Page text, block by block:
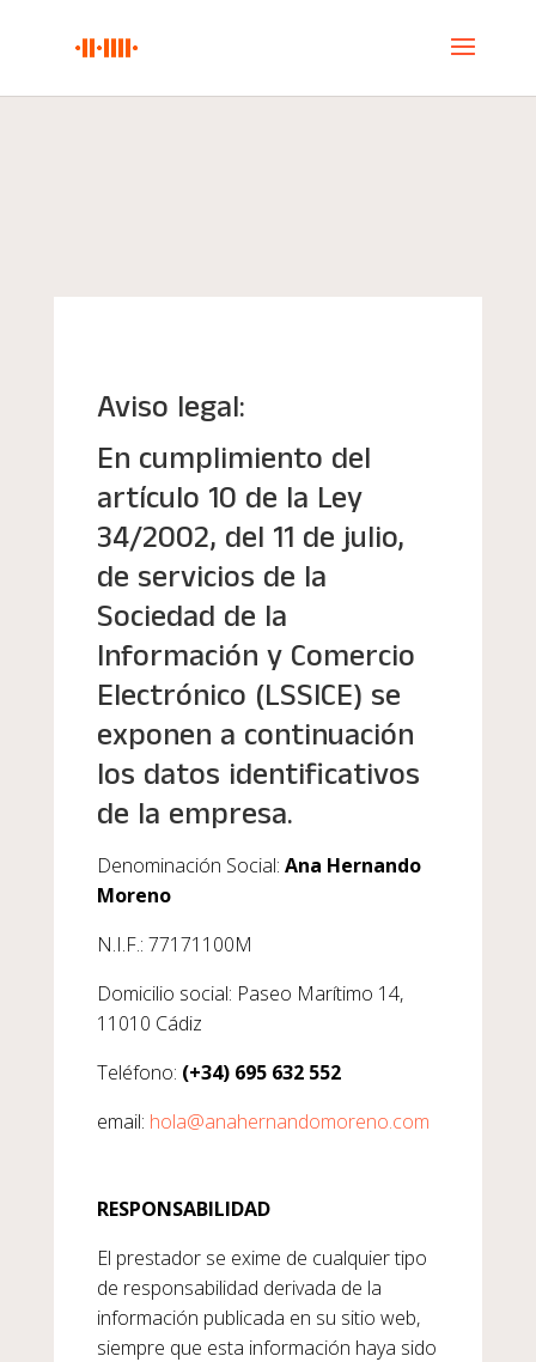
Aviso legal:
En cumplimiento del
artículo 10 de la Ley
34/2002, del 11 de julio,
de servicios de la
Sociedad de la
Información y Comercio
Electrónico (LSSICE) se
exponen a continuación
los datos identificativos
de la empresa.
Denominación Social: Ana Hernando
Moreno
N.I.F.: 77171100M
Domicilio social: Paseo Marítimo 14,
11010 Cádiz
Teléfono: (+34) 695 632 552
email: hola@anahernandomoreno.com
RESPONSABILIDAD
El prestador se exime de cualquier tipo
de responsabilidad derivada de la
información publicada en su sitio web,
siempre que esta información haya sido